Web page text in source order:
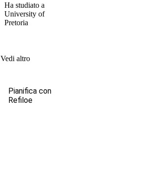
Ha studiato a
University of
Pretoria
Vedi altro
Pianifica con
Refiloe